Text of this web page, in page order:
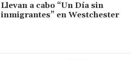
Llevan a cabo “Un Día sin
inmigrantes” en Westchester